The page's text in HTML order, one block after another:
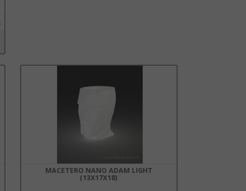
MACETERO NANO ADAM LIGHT
(13X17X18)